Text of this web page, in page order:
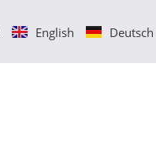
English Deutsch